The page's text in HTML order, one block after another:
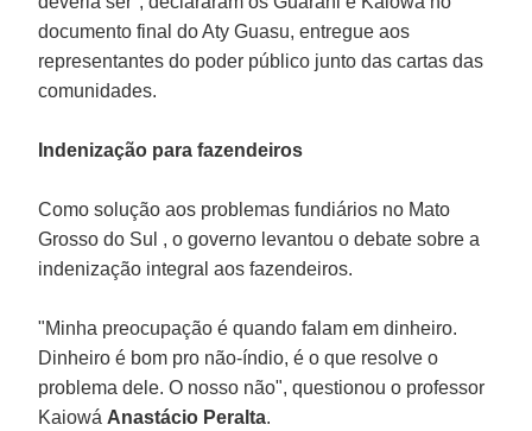
documento final do Aty Guasu, entregue aos
representantes do poder público junto das cartas das
comunidades.
Indenização para fazendeiros
Como solução aos problemas fundiários no Mato
Grosso do Sul , o governo levantou o debate sobre a
indenização integral aos fazendeiros.
"Minha preocupação é quando falam em dinheiro.
Dinheiro é bom pro não-índio, é o que resolve o
problema dele. O nosso não", questionou o professor
Kaiowá Anastácio Peralta.